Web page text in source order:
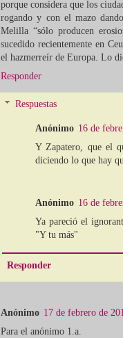
porque considera que los
rogando y con el mazo
Melilla “sólo producen
sucedido recientemente en
el hazmerreír de Europa. Lo
Responder
Respuestas
Anónimo 16 de
Y Zapatero, que el
diciendo lo que hay
Anónimo 16 de
Ya pareció el
"Y tu más"
Responder
Anónimo 17 de febrero de
Para el anónimo 1.a.